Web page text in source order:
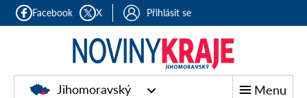
Facebook X Přihlásit se
Jihomoravský Menu